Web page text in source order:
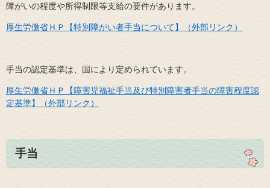
障がいの程度や所得制限等支給の要件があります。
厚生労働省ＨＰ【特別障がい者手当について】（外部リンク）
手当の認定基準は、国により定められています。
厚生労働省ＨＰ【障害児福祉手当及び特別障害者手当の障害程度認
定基準】（外部リンク）
手当